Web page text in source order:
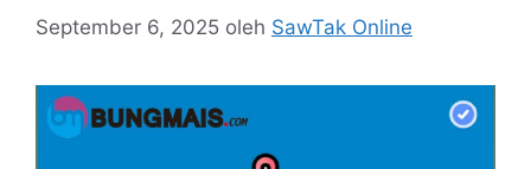
September 6, 2025 oleh SawTak Online